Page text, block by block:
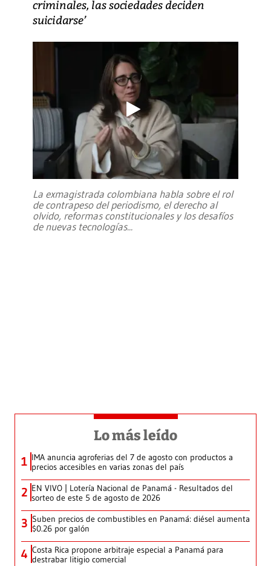
criminales, las sociedades deciden
suicidarse’
La exmagistrada colombiana habla sobre el rol
de contrapeso del periodismo, el derecho al
olvido, reformas constitucionales y los desafíos
de nuevas tecnologías...
Lo más leído
1 IMA anuncia agroferias del 7 de agosto con productos a
precios accesibles en varias zonas del país
2 EN VIVO | Lotería Nacional de Panamá - Resultados del
sorteo de este 5 de agosto de 2026
3 Suben precios de combustibles en Panamá: diésel aumenta
$0.26 por galón
4 Costa Rica propone arbitraje especial a Panamá para
destrabar litigio comercial